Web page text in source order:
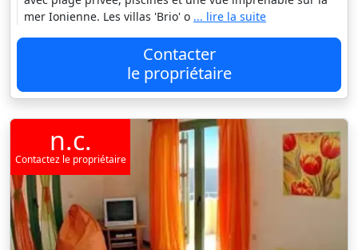
mer Ionienne. Les villas 'Brio' o ... lire la suite
Contacter
le propriétaire
n.c.
Contactez le propriétaire